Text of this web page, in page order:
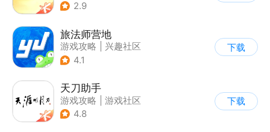
2.9
旅法师营地
游戏攻略
兴趣社区
| 游戏社区
4.1
下载
天刀助手
游戏攻略
游戏社区
4.8
下载